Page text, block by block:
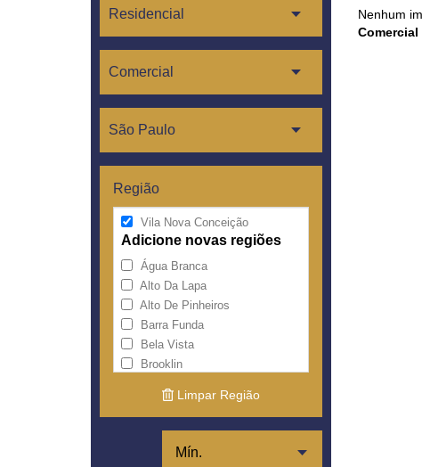
Região
Vila Nova Conceição
Adicione novas regiões
Água Branca
Alto Da Lapa
Alto De Pinheiros
Barra Funda
Bela Vista
Brooklin
Cerqueira César
Higienópolis
Limpar Região
Nenhum
Comercial